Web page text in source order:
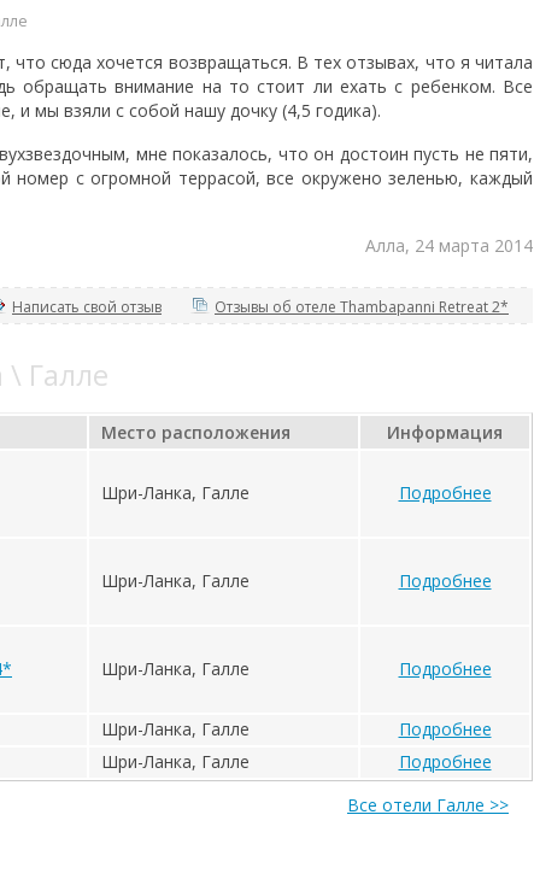
что сюда хочется возвращаться. В тех отзывах, что я читала
обращать внимание на то стоит ли ехать с ребенком. Все
мы взяли с собой нашу дочку (4,5 годика).
мне показалось, что он достоин пусть не пяти,
номер с огромной террасой, все окружено зеленью, каждый
Алла, 24 марта 2014
Написать свой отзыв Отзывы об отеле Thambapanni Retreat 2*
Галле
Место расположения Информация
Шри-Ланка, Галле Подробнее
Шри-Ланка, Галле Подробнее
Шри-Ланка, Галле Подробнее
Шри-Ланка, Галле
Подробнее
Шри-Ланка, Галле
Подробнее
Все отели Галле >>